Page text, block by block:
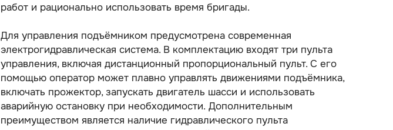
работ и рационально использовать время бригады.
Для управления подъёмником предусмотрена современная
электрогидравлическая система. В комплектацию входят три пульта
управления, включая дистанционный пропорциональный пульт. С его
помощью оператор может плавно управлять движениями подъёмника,
включать прожектор, запускать двигатель шасси и использовать
аварийную остановку при необходимости. Дополнительным
преимуществом является наличие гидравлического пульта